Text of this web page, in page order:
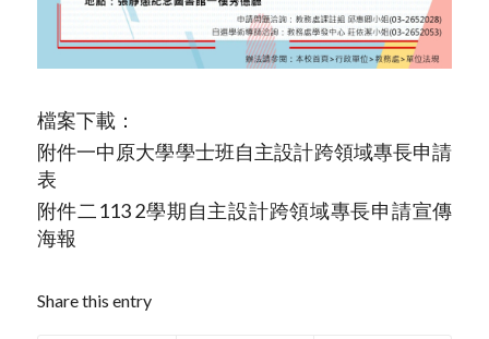
檔案下載：
附件一中原大學學士班自主設計跨領域專長申請
表
附件二113 2學期自主設計跨領域專長申請宣傳
海報
Share this entry